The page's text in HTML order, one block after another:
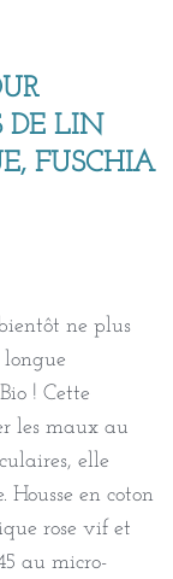
DE LIN
FUSCHIA
ne plus
! Cette
les maux au
elle
en coton
rose vif et
au micro-